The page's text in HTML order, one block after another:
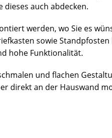
dieses auch abdecken.
werden, wo Sie es
sowie
hohe Funktionalität.
und flachen
direkt an der Hauswand